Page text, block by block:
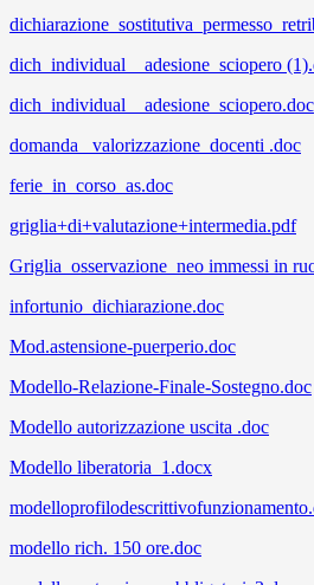
dich_individual__adesione_sciopero
dich_individual__adesione_sciopero.doc
domanda_ valorizzazione_docenti .doc
ferie_in_corso_as.doc
griglia+di+valutazione+intermedia.pdf
Griglia_osservazione_neo immessi in
infortunio_dichiarazione.doc
Mod.astensione-puerperio.doc
Modello-Relazione-Finale-Sostegno.doc
Modello autorizzazione uscita .doc
Modello liberatoria_1.docx
modello rich. 150 ore.doc